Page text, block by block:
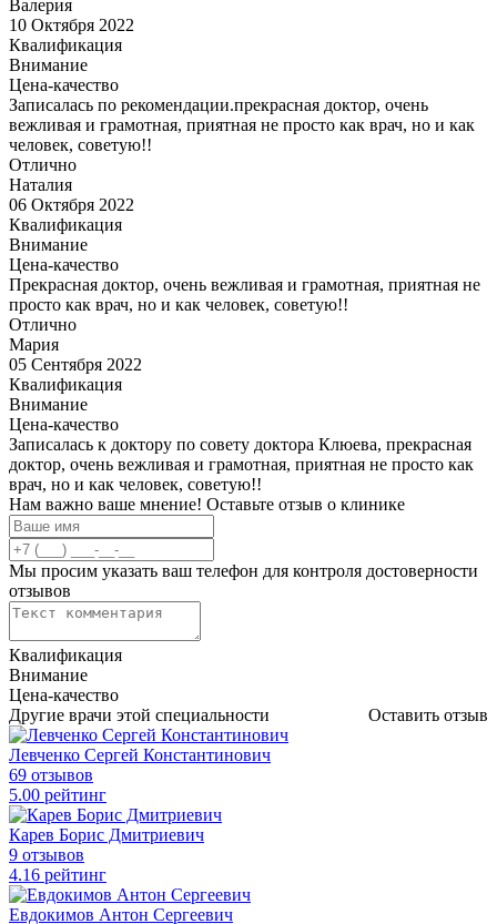
Валерия
10 Октября 2022
Квалификация
Внимание
Цена-качество
Записалась по рекомендации.прекрасная доктор, очень
вежливая и грамотная, приятная не просто как врач, но и как
человек, советую!!
Отлично
Наталия
06 Октября 2022
Квалификация
Внимание
Цена-качество
Прекрасная доктор, очень вежливая и грамотная, приятная не
просто как врач, но и как человек, советую!!
Отлично
Мария
05 Сентября 2022
Квалификация
Внимание
Цена-качество
Записалась к доктору по совету доктора Клюева, прекрасная
доктор, очень вежливая и грамотная, приятная не просто как
врач, но и как человек, советую!!
Нам важно ваше мнение! Оставьте отзыв о клинике
Мы просим указать ваш телефон для контроля достоверности
отзывов
Квалификация
Внимание
Цена-качество
Оставить отзыв
Другие врачи этой специальности
Левченко Сергей Константинович
69 отзывов
5.00 рейтинг
Карев Борис Дмитриевич
9 отзывов
4.16 рейтинг
Евдокимов Антон Сергеевич